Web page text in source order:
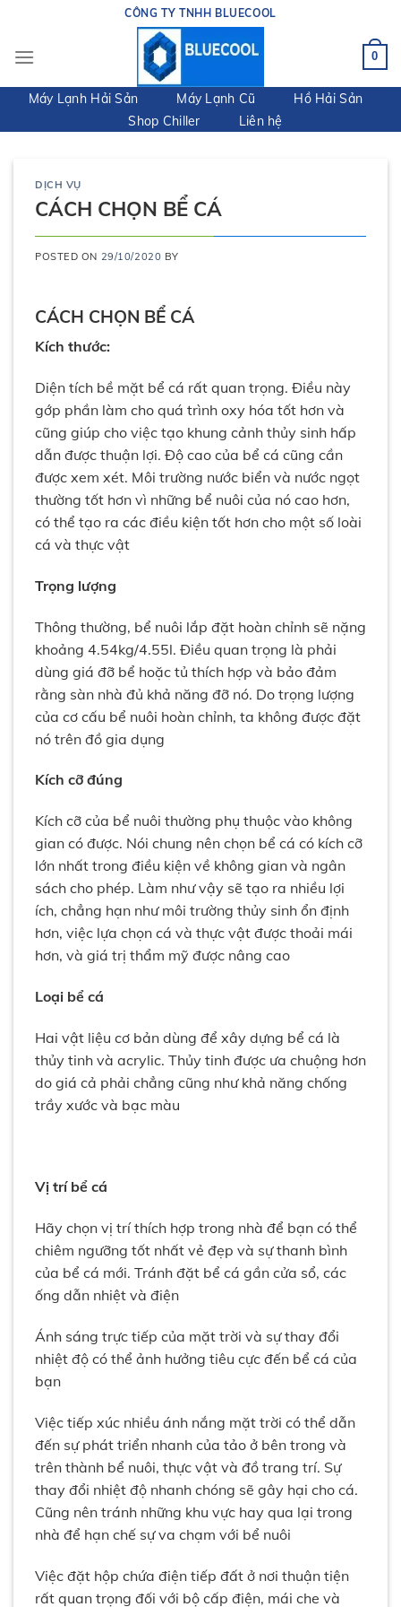
content
CÔNG TY TNHH BLUECOOL
0
Máy Lạnh Hải Sản Máy Lạnh Cũ
Hồ Hải Sản
Shop Chiller
Liên hệ
DỊCH VỤ
CÁCH CHỌN BỂ CÁ
POSTED ON 29/10/2020 BY
CÁCH CHỌN BỂ CÁ
Kích thước:
Diện tích bề mặt bể cá rất quan trọng. Điều này
gớp phần làm cho quá trình oxy hóa tốt hơn và
cũng giúp cho việc tạo khung cảnh thủy sinh hấp
dẫn được thuận lợi. Độ cao của bể cá cũng cần
được xem xét. Môi trường nước biển và nước ngọt
thường tốt hơn vì những bể nuôi của nó cao hơn,
có thể tạo ra các điều kiện tốt hơn cho một số loài
cá và thực vật
Trọng lượng
Thông thường, bể nuôi lắp đặt hoàn chỉnh sẽ nặng
khoảng 4.54kg/4.55l. Điều quan trọng là phải
dùng giá đỡ bể hoặc tủ thích hợp và bảo đảm
rằng sàn nhà đủ khả năng đỡ nó. Do trọng lượng
của cơ cấu bể nuôi hoàn chỉnh, ta không được đặt
nó trên đồ gia dụng
Kích cỡ đúng
Kích cỡ của bể nuôi thường phụ thuộc vào không
gian có được. Nói chung nên chọn bể cá có kích cỡ
lớn nhất trong điều kiện về không gian và ngân
sách cho phép. Làm như vậy sẽ tạo ra nhiều lợi
ích, chẳng hạn như môi trường thủy sinh ổn định
hơn, việc lựa chọn cá và thực vật được thoải mái
hơn, và giá trị thẩm mỹ được nâng cao
Loại bể cá
Hai vật liệu cơ bản dùng để xây dựng bể cá là
thủy tinh và acrylic. Thủy tinh được ưa chuộng hơn
do giá cả phải chẳng cũng như khả năng chống
trầy xước và bạc màu
Vị trí bể cá
Hãy chọn vị trí thích hợp trong nhà để bạn có thể
chiêm ngưỡng tốt nhất vẻ đẹp và sự thanh bình
của bể cá mới. Tránh đặt bể cá gần cửa sổ, các
ống dẫn nhiệt và điện
Ánh sáng trực tiếp của mặt trời và sự thay đổi
nhiệt độ có thể ảnh hưởng tiêu cực đến bể cá của
bạn
Việc tiếp xúc nhiều ánh nắng mặt trời có thể dẫn
đến sự phát triển nhanh của tảo ở bên trong và
trên thành bể nuôi, thực vật và đồ trang trí. Sự
thay đổi nhiệt độ nhanh chóng sẽ gây hại cho cá.
Cũng nên tránh những khu vực hay qua lại trong
nhà để hạn chế sự va chạm với bể nuôi
Việc đặt hộp chứa điện tiếp đất ở nơi thuận tiện
rất quan trọng đối với bộ cấp điện, mái che và